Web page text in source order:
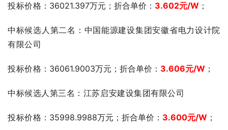
投标价格 ：36021.397万元；折合单价： 3.602元/W ；
中标候选人第二名：中国能源建设集团安徽省电力设计院
有限公司
投标价格 ：36061.9003万元；折合单价： 3.606元/W ；
中标候选人第三名：江苏启安建设集团有限公司
投标价格 ：35998.9988万元；折合单价： 3.600元/W ；